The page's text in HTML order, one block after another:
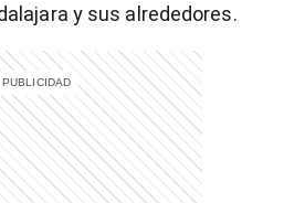
y sus alrededores.